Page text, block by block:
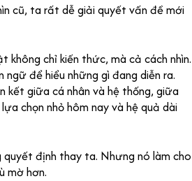
cũ, ta rất dễ giải quyết vấn đề mới
không chỉ kiến thức, mà cả cách nhìn.
để hiểu những gì đang diễn ra.
kết giữa cá nhân và hệ thống, giữa
chọn nhỏ hôm nay và hệ quả dài
định thay ta. Nhưng nó làm cho
mờ hơn.